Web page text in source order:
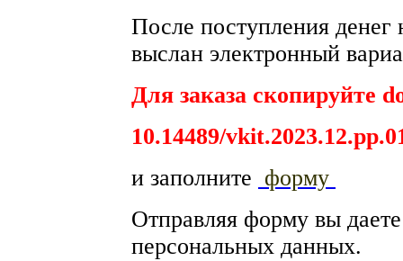
После поступления денег
выслан электронный
Для заказа скопируйте
10.14489/
и заполните форму
Отправляя форму вы
персональных данных.